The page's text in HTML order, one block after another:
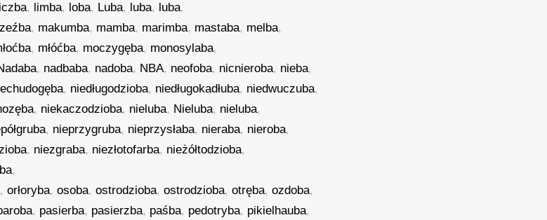
, limba, loba, Luba, luba, luba,
, makumba, mamba, marimba, mastaba, melba,
, młóćba, moczygęba, monosylaba,
, nadbaba, nadoba, NBA, neofoba, nicnieroba, nieba,
, niedługodzioba, niedługokadłuba, niedwuczuba,
, niekaczodzioba, nieluba, Nieluba, nieluba,
, nieprzygruba, nieprzysłaba, nieraba, nieroba,
, niezgraba, niezłotofarba, nieżółtodzioba,
,
,orłoryba,osoba,ostrodzioba,ostrodzioba,otręba,ozdoba,
, pasierba, pasierzba, paśba, pedotryba, pikielhauba,